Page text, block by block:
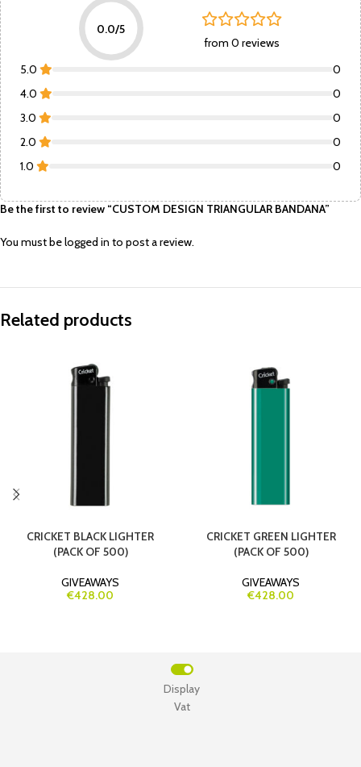
0.0/5
from 0 reviews
5.0
0
4.0
0
3.0
0
2.0
0
1.0
0
Be the first to review “CUSTOM DESIGN TRIANGULAR BANDANA”
You must belogged in to post a review.
Related products
CRICKET BLACK LIGHTER
(PACK OF 500)
GIVEAWAYS
€428.00
CRICKET GREEN LIGHTER
(PACK OF 500)
GIVEAWAYS
€428.00
Vat
Display